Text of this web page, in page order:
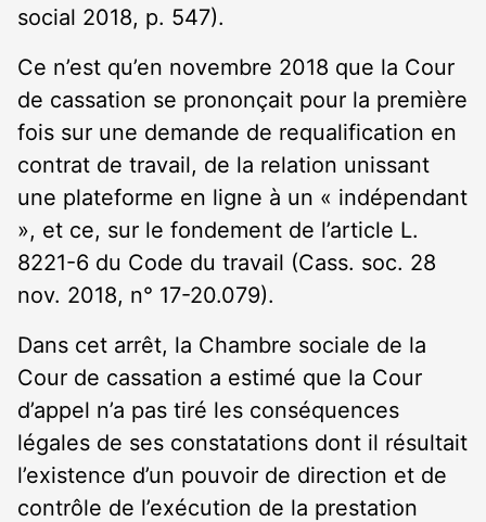
social 2018, p. 547).
Ce n’est qu’en novembre 2018 que la Cour
de cassation se prononçait pour la première
fois sur une demande de requalification en
contrat de travail, de la relation unissant
une plateforme en ligne à un « indépendant
», et ce, sur le fondement de l’article L.
8221-6 du Code du travail (Cass. soc. 28
nov. 2018, n° 17-20.079).
Dans cet arrêt, la Chambre sociale de la
Cour de cassation a estimé que la Cour
d’appel n’a pas tiré les conséquences
légales de ses constatations dont il résultait
l’existence d’un pouvoir de direction et de
contrôle de l’exécution de la prestation